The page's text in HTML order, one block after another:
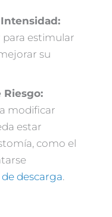
Intensidad:
para estimular
su
Riesgo:
modificar
estar
como el
descarga.